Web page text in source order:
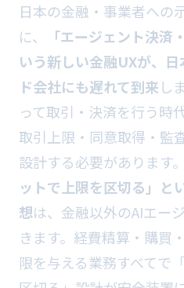
日本の金融・事業者への
に、
「エージェント決済
いう新しい金融UXが、
ド会社にも遅れて到来し
って取引・決済を行う時
取引上限・同意取得・監
設計する必要があります。
ットで上限を区切る」と
想は、金融以外のAIエー
きます。経費精算・購買
限を与える業務すべてで